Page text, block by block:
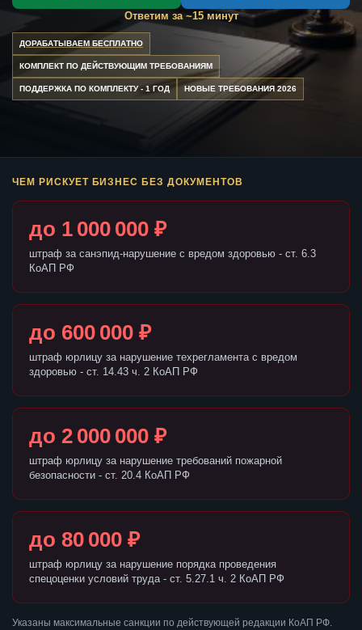
Ответим за ~15 минут
ДОРАБАТЫВАЕМ БЕСПЛАТНО
КОМПЛЕКТ ПО ДЕЙСТВУЮЩИМ ТРЕБОВАНИЯМ
ПОДДЕРЖКА ПО КОМПЛЕКТУ - 1 ГОД НОВЫЕ ТРЕБОВАНИЯ 2026
ЧЕМ РИСКУЕТ БИЗНЕС БЕЗ ДОКУМЕНТОВ
до 1 000 000 ₽
штраф за санэпид-нарушение с вредом здоровью - ст. 6.3
КоАП РФ
до 600 000 ₽
штраф юрлицу за нарушение техрегламента с вредом
здоровью - ст. 14.43 ч. 2 КоАП РФ
до 2 000 000 ₽
штраф юрлицу за нарушение требований пожарной
безопасности - ст. 20.4 КоАП РФ
до 80 000 ₽
штраф юрлицу за нарушение порядка проведения
спецоценки условий труда - ст. 5.27.1 ч. 2 КоАП РФ
Указаны максимальные санкции по действующей редакции КоАП РФ.